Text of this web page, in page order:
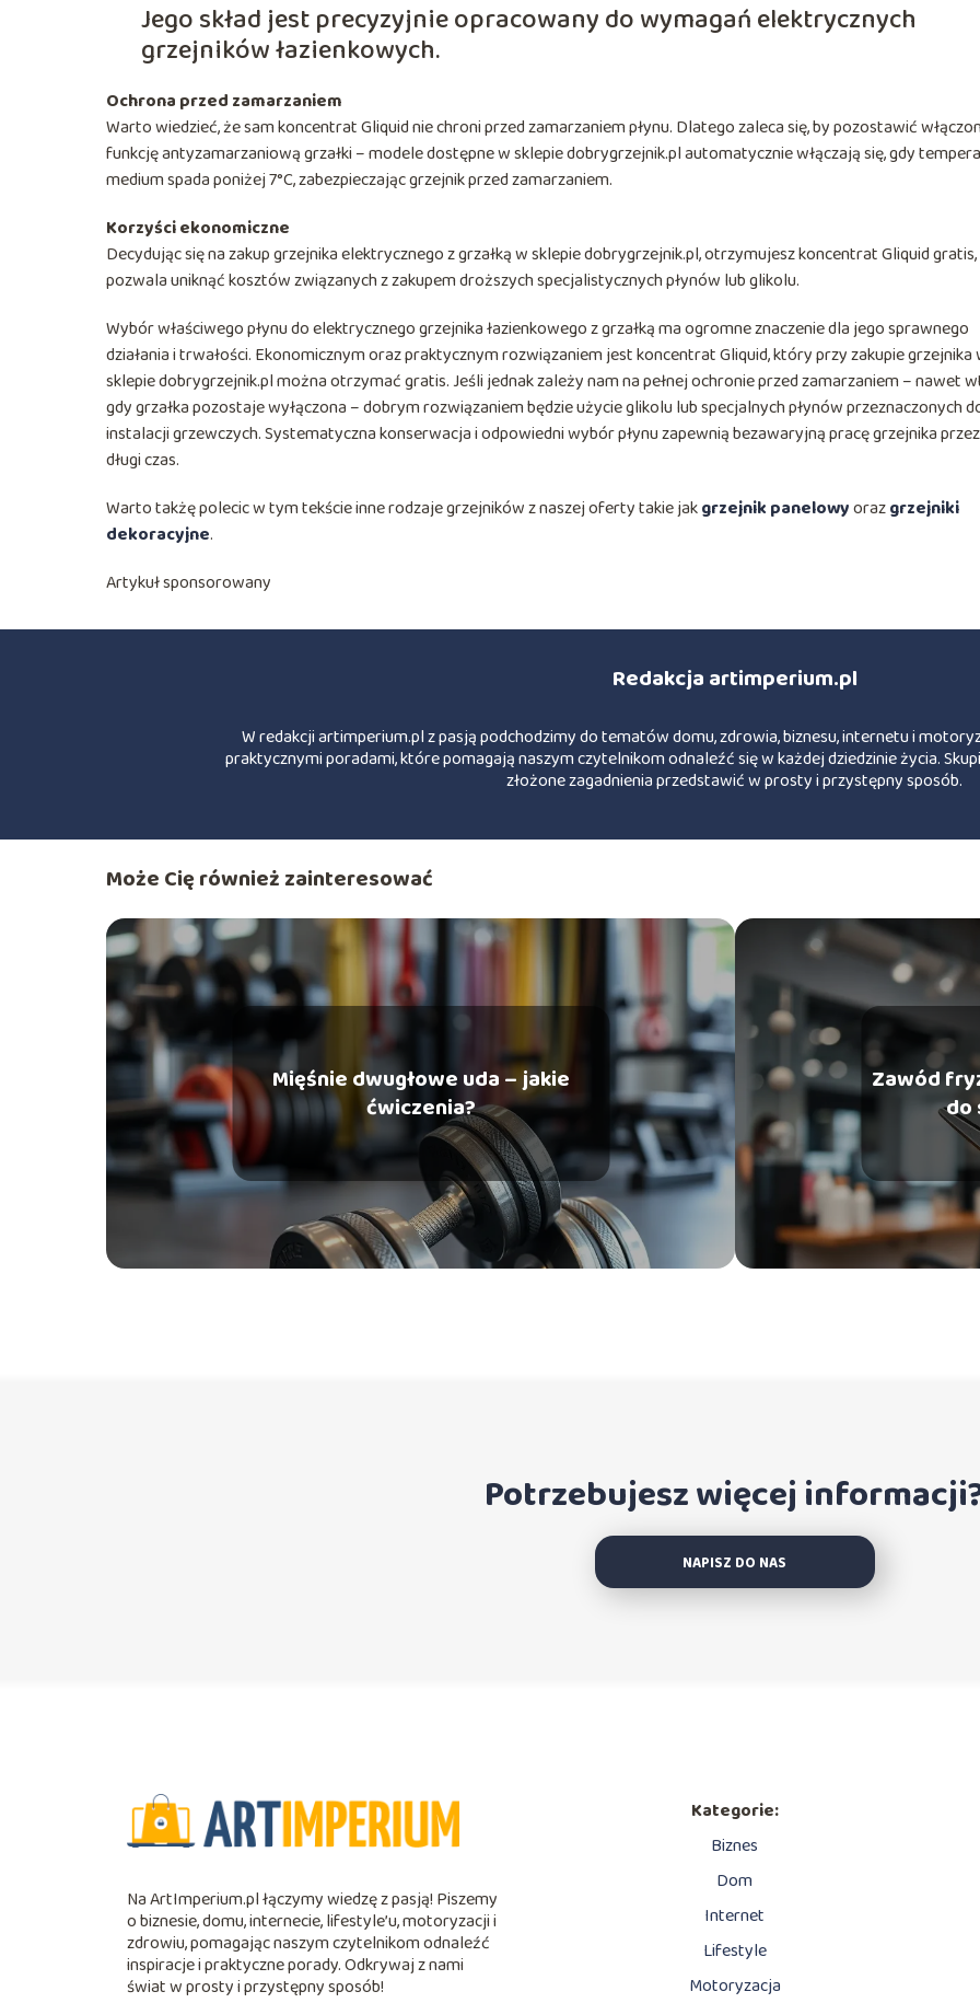
Jego skład jest precyzyjnie opracowany do wymagań elektrycznych
grzejników łazienkowych.
Ochrona przed zamarzaniem
Warto wiedzieć, że sam koncentrat Gliquid nie chroni przed zamarzaniem płynu. Dlatego zaleca się, by pozostawić
funkcję antyzamarzaniową grzałki – modele dostępne w sklepie dobrygrzejnik.pl automatycznie włączają się, gdy
medium spada poniżej 7°C, zabezpieczając grzejnik przed zamarzaniem.
Korzyści ekonomiczne
Decydując się na zakup grzejnika elektrycznego z grzałką w sklepie dobrygrzejnik.pl, otrzymujesz koncentrat Gliquid
pozwala uniknąć kosztów związanych z zakupem droższych specjalistycznych płynów lub glikolu.
Wybór właściwego płynu do elektrycznego grzejnika łazienkowego z grzałką ma ogromne znaczenie dla jego sprawnego
działania i trwałości. Ekonomicznym oraz praktycznym rozwiązaniem jest koncentrat Gliquid, który przy zakupie grzejnika
sklepie dobrygrzejnik.pl można otrzymać gratis. Jeśli jednak zależy nam na pełnej ochronie przed zamarzaniem – nawet
gdy grzałka pozostaje wyłączona – dobrym rozwiązaniem będzie użycie glikolu lub specjalnych płynów przeznaczonych
instalacji grzewczych. Systematyczna konserwacja i odpowiedni wybór płynu zapewnią bezawaryjną pracę grzejnika przez
długi czas.
Warto takżę polecic w tym tekście inne rodzaje grzejników z naszej oferty takie jakgrzejnik panelowyorazgrzejniki
dekoracyjne.
Artykuł sponsorowany
Redakcja artimperium.pl
W redakcji artimperium.pl z pasją podchodzimy do tematów domu, zdrowia, biznesu, internetu i
praktycznymi poradami, które pomagają naszym czytelnikom odnaleźć się w każdej dziedzinie życia.
złożone zagadnienia przedstawić w prosty i przystępny sposób.
Może Cię również zainteresować
Mięśnie dwugłowe uda – jakie
ćwiczenia?
Zawód
do
Potrzebujesz więcej
NAPISZ DO NAS
Na ArtImperium.pl łączymy wiedzę z pasją! Piszemy
o biznesie, domu, internecie, lifestyle’u, motoryzacji i
zdrowiu, pomagając naszym czytelnikom odnaleźć
inspiracje i praktyczne porady. Odkrywaj z nami
świat w prosty i przystępny sposób!
Kategorie:
Biznes
Dom
Internet
Lifestyle
Motoryzacja